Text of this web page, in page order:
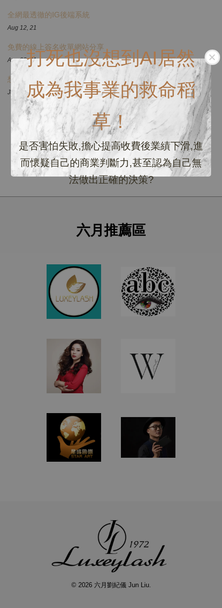
打死也沒想到AI居然
成為我事業的救命稻
草！
是否害怕失敗,擔心提高收費後業績下滑,進
而懷疑自己的商業判斷力,甚至認為自己無
法做出正確的決策?
全網最透徹的IG後端系統
Aug 12, 21
免費的線上簽名收單網站分享
Aug 02, 21
想要出屬於自己的電子書嗎？
Jul 20, 21
六月推薦區
© 2026 六月劉紀儀 Jun Liu.